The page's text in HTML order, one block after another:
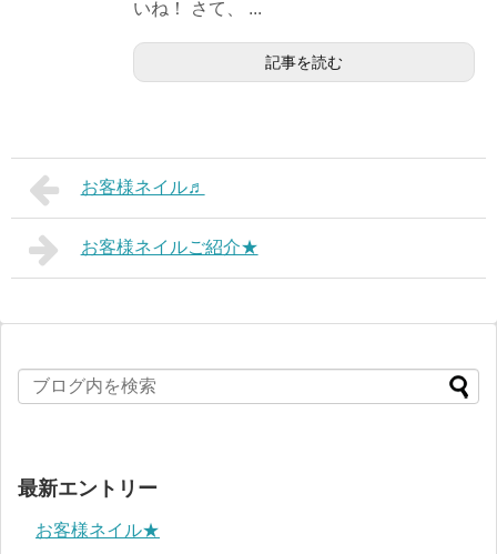
いね！ さて、 ...
記事を読む
お客様ネイル♬
お客様ネイルご紹介★
最新エントリー
お客様ネイル★